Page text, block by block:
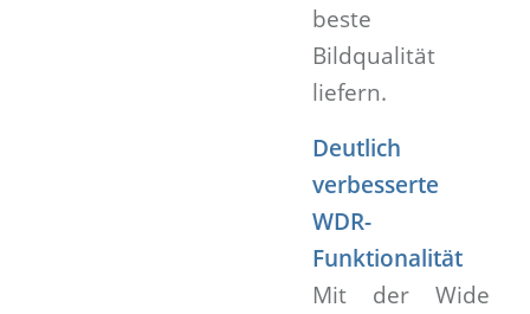
beste
Bildqualität
liefern.
Deutlich
verbesserte
WDR-
Funktionalität
Mit der Wide